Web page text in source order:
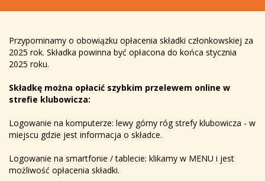
Przypominamy o obowiązku opłacenia składki członkowskiej za
2025 rok. Składka powinna być opłacona do końca stycznia
2025 roku.
Składkę można opłacić szybkim przelewem online w
strefie klubowicza:
Logowanie na komputerze: lewy górny róg strefy klubowicza - w
miejscu gdzie jest informacja o składce.
Logowanie na smartfonie / tablecie: klikamy w MENU i jest
możliwość opłacenia składki.